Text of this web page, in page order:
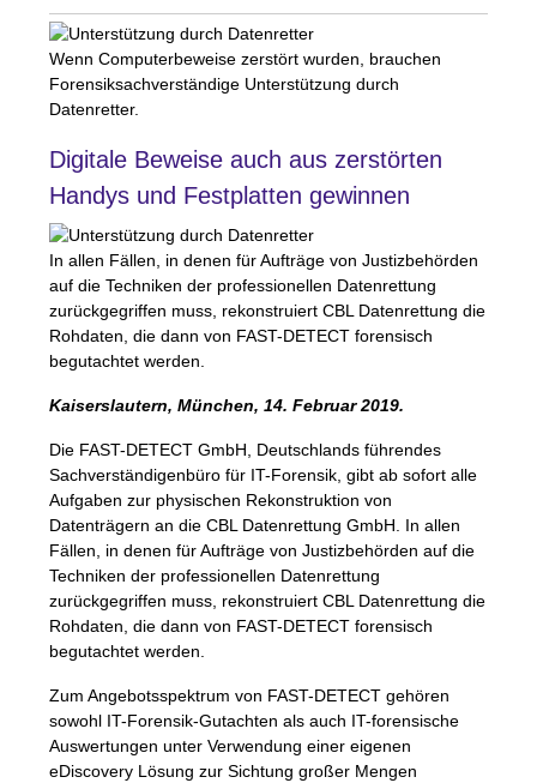
Wenn Computerbeweise zerstört wurden, brauchen
Forensiksachverständige Unterstützung durch
Datenretter.
Digitale Beweise auch aus zerstörten
Handys und Festplatten gewinnen
In allen Fällen, in denen für Aufträge von Justizbehörden
auf die Techniken der professionellen Datenrettung
zurückgegriffen muss, rekonstruiert CBLDatenrettung die
Rohdaten, die dann von FAST-DETECT forensisch
begutachtet werden.
Kaiserslautern, München, 14. Februar 2019.
Die FAST-DETECT GmbH, Deutschlands führendes
Sachverständigenbüro für IT-Forensik, gibt ab sofort alle
Aufgaben zur physischen Rekonstruktion von
Datenträgern an die CBLDatenrettung GmbH. In allen
Fällen, in denen für Aufträge von Justizbehörden auf die
Techniken der professionellen Datenrettung
zurückgegriffen muss, rekonstruiert CBLDatenrettung die
Rohdaten, die dann von FAST-DETECT forensisch
begutachtet werden.
Zum Angebotsspektrum von FAST-DETECT gehören
sowohl IT-Forensik-Gutachten als auch IT-forensische
Auswertungen unter Verwendung einer eigenen
eDiscovery Lösung zur Sichtung großer Mengen